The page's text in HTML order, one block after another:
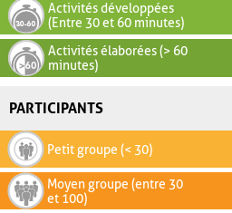
Activités développées
(Entre 30 et 60 minutes)
Activités élaborées (> 60
minutes)
PARTICIPANTS
Petit groupe (< 30)
Moyen groupe (entre 30
et 100)